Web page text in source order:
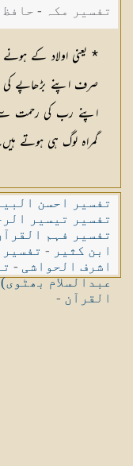
تفسیر مکہ -
* یعنی اولاد کے ہونے
صرف اپنے بڑھاپے کی
اپنے رب کی رحمت
گمراہ لوگ ہی ہوتے
تفسیر احسن
تفسیر تیسیر
تفسیر فہم
ابن کثیر -
اشرف الحواشی -
عبدالسلام بھٹوی)
القرآن -